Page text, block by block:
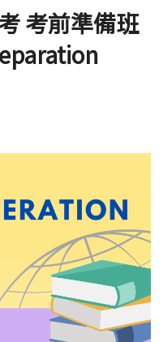
考前準備班